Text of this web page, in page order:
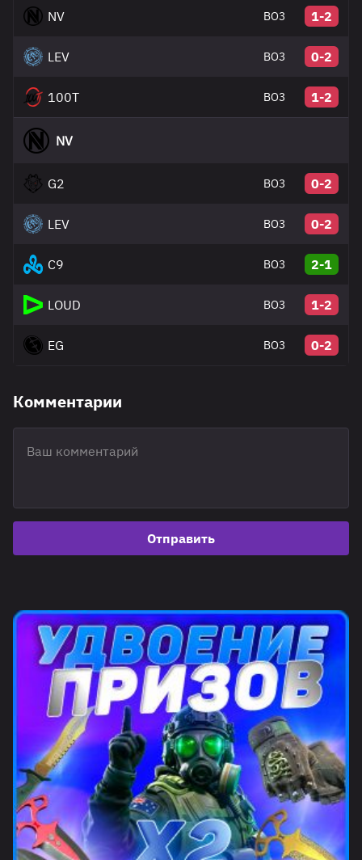
NV BO3 1-2
LEV BO3 0-2
100T BO3 1-2
NV
G2 BO3 0-2
LEV BO3 0-2
C9 BO3 2-1
LOUD BO3 1-2
EG BO3 0-2
Комментарии
Отправить